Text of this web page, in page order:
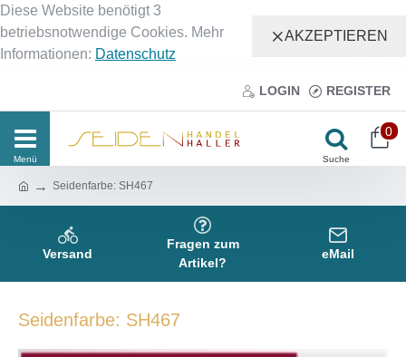
Diese Website benötigt 3
betriebsnotwendige Cookies. Mehr
Informationen: Datenschutz
AKZEPTIEREN
LOGIN REGISTER
0
Seidenfarbe: SH467
Versand
Fragen zum
Artikel?
eMail
Seidenfarbe: SH467